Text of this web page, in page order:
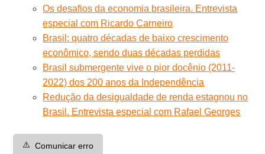
Os desafios da economia brasileira. Entrevista
especial com Ricardo Carneiro
Brasil: quatro décadas de baixo crescimento
econômico, sendo duas décadas perdidas
Brasil submergente vive o pior docênio (2011-
2022) dos 200 anos da Independência
Redução da desigualdade de renda estagnou no
Brasil. Entrevista especial com Rafael Georges
⚠️ Comunicar erro